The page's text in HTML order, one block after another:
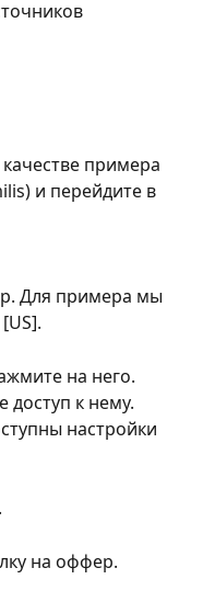
примера
и перейдите в
Для примера мы
на него.
доступ к нему.
настройки
на оффер.